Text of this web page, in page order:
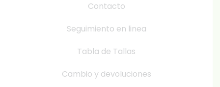
Contacto
Seguimiento en linea
Tabla de Tallas
Cambio y devoluciones